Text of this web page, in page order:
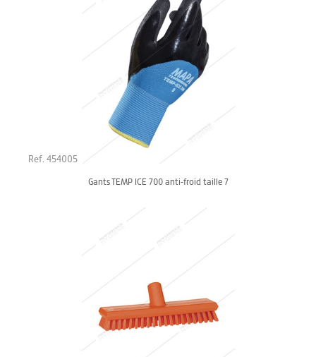
Ref. 454005
Gants TEMP ICE 700 anti-froid taille 7